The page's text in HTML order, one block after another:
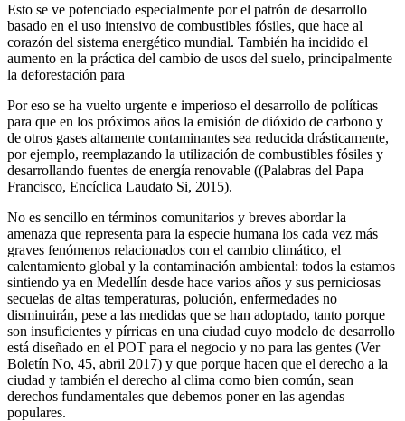
Esto se ve potenciado especialmente por el patrón de desarrollo
basado en el uso intensivo de combustibles fósiles, que hace al
corazón del sistema energético mundial. También ha incidido el
aumento en la práctica del cambio de usos del suelo, principalmente
la deforestación para
Por eso se ha vuelto urgente e imperioso el desarrollo de políticas
para que en los próximos años la emisión de dióxido de carbono y
de otros gases altamente contaminantes sea reducida drásticamente,
por ejemplo, reemplazando la utilización de combustibles fósiles y
desarrollando fuentes de energía renovable ((Palabras del Papa
Francisco, Encíclica Laudato Si, 2015).
No es sencillo en términos comunitarios y breves abordar la
amenaza que representa para la especie humana los cada vez más
graves fenómenos relacionados con el cambio climático, el
calentamiento global y la contaminación ambiental: todos la estamos
sintiendo ya en Medellín desde hace varios años y sus perniciosas
secuelas de altas temperaturas, polución, enfermedades no
disminuirán, pese a las medidas que se han adoptado, tanto porque
son insuficientes y pírricas en una ciudad cuyo modelo de desarrollo
está diseñado en el POT para el negocio y no para las gentes (Ver
Boletín No, 45, abril 2017) y que porque hacen que el derecho a la
ciudad y también el derecho al clima como bien común, sean
derechos fundamentales que debemos poner en las agendas
populares.